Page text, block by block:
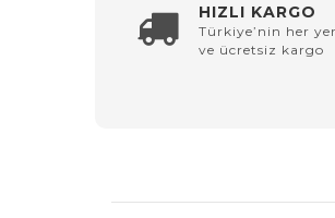
HIZLI KARGO
Türkiye’nin her
ve ücretsiz kargo